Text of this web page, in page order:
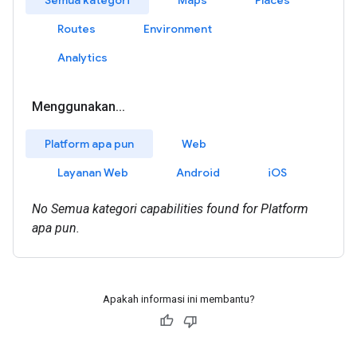
Apakah informasi ini membantu?